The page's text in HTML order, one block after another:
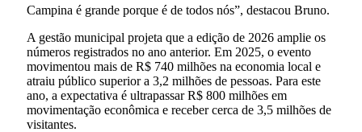
Campina é grande porque é de todos nós”, destacou Bruno.
A gestão municipal projeta que a edição de 2026 amplie os
números registrados no ano anterior. Em 2025, o evento
movimentou mais de R$ 740 milhões na economia local e
atraiu público superior a 3,2 milhões de pessoas. Para este
ano, a expectativa é ultrapassar R$ 800 milhões em
movimentação econômica e receber cerca de 3,5 milhões de
visitantes.